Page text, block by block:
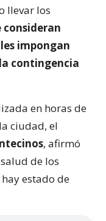
llevar los
consideran
impongan
contingencia
en horas de
ciudad, el
, afirmó
de los
estado de